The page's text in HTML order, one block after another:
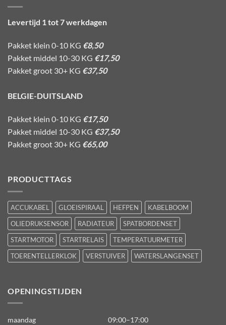
Levertijd 1 tot 7 werkdagen
Pakket klein 0-10 KG €8,50
Pakket middel 10-30 KG €17,50
Pakket groot 30+ KG €37,50
BELGIE-DUITSLAND
Pakket klein 0-10 KG €17,50
Pakket middel 10-30 KG €37,50
Pakket groot 30+ KG €65,00
PRODUCTTAGS
ACCUKABEL GLOEISPIRAAL HEFPEN
KABELBOOM
OLIEDRUKSENSOR
RADIATEUR
SPATBORDENSET
STARTMOTOR
STARTRELAIS
TEMPERATUURMETER
TOERENTELLERKLOK
VERSTUIVER WATERSLANGENSET
OPENINGSTIJDEN
maandag
09:00–17:00